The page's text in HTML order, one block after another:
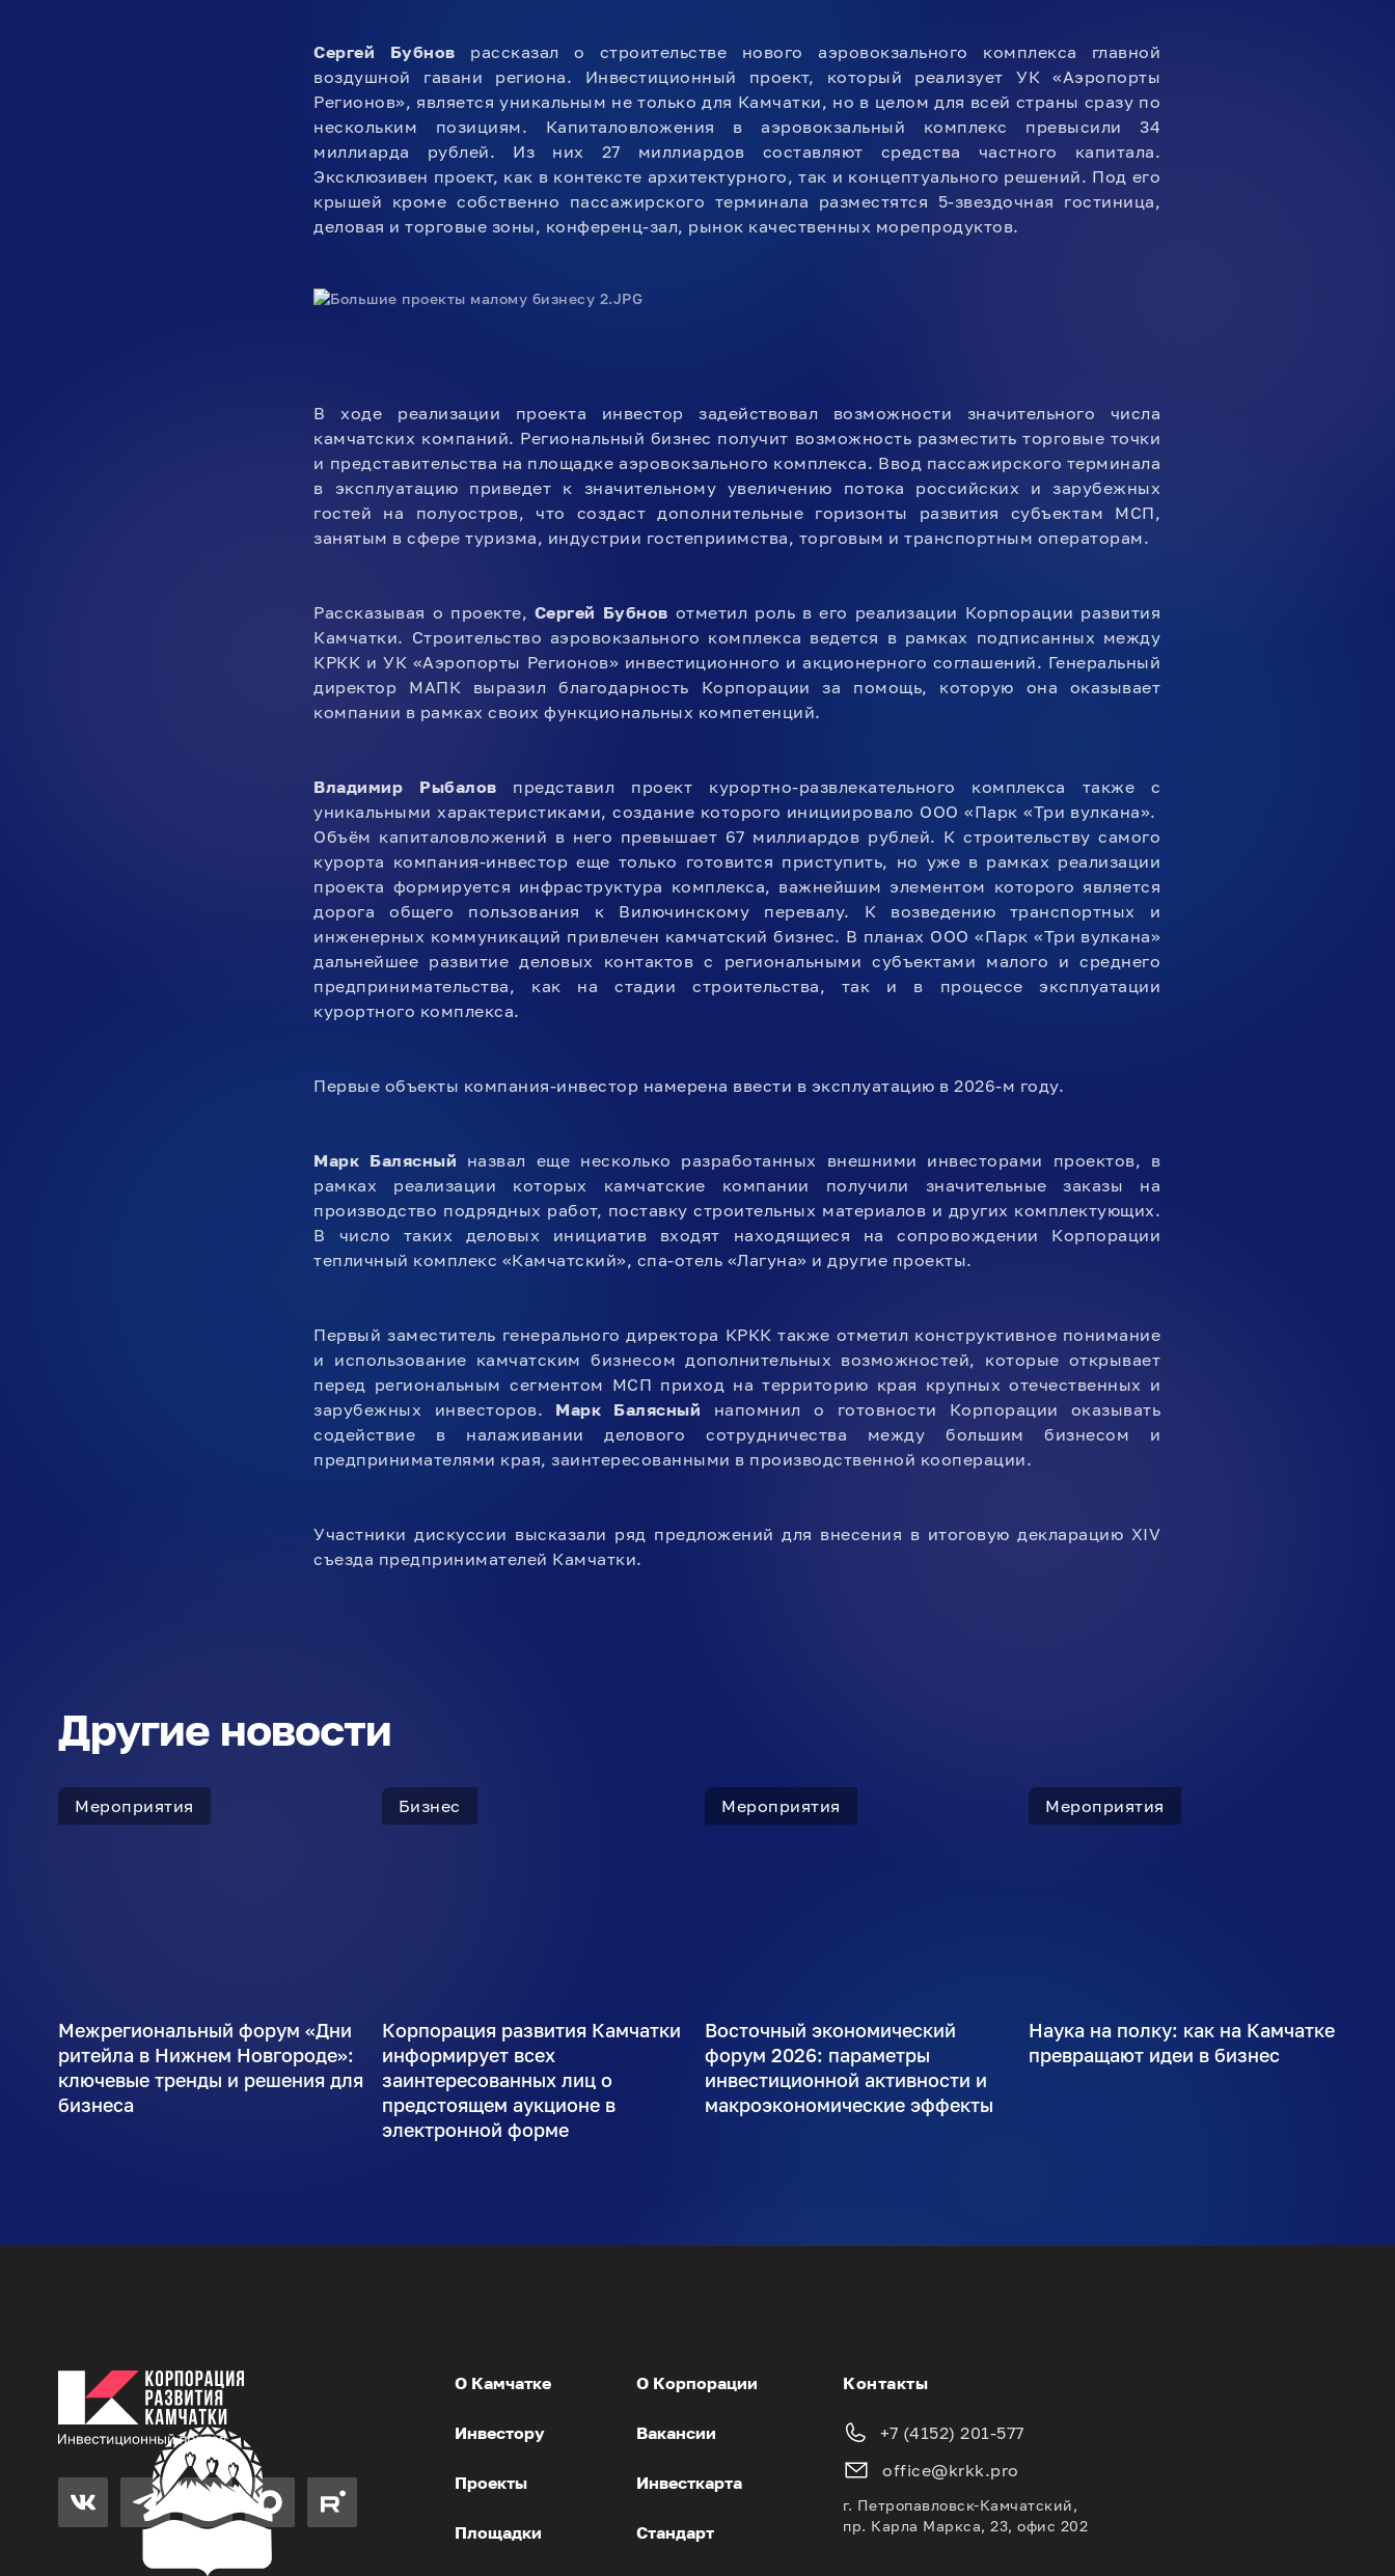
Сергей Бубнов рассказал о строительстве нового аэровокзального комплекса главной
воздушной гавани региона. Инвестиционный проект, который реализует УК «Аэропорты
Регионов», является уникальным не только для Камчатки, но в целом для всей страны сразу по
нескольким позициям. Капиталовложения в аэровокзальный комплекс превысили 34
миллиарда рублей. Из них 27 миллиардов составляют средства частного капитала.
Эксклюзивен проект, как в контексте архитектурного, так и концептуального решений. Под его
крышей кроме собственно пассажирского терминала разместятся 5-звездочная гостиница,
деловая и торговые зоны, конференц-зал, рынок качественных морепродуктов.
В ходе реализации проекта инвестор задействовал возможности значительного числа
камчатских компаний. Региональный бизнес получит возможность разместить торговые точки
и представительства на площадке аэровокзального комплекса. Ввод пассажирского терминала
в эксплуатацию приведет к значительному увеличению потока российских и зарубежных
гостей на полуостров, что создаст дополнительные горизонты развития субъектам МСП,
занятым в сфере туризма, индустрии гостеприимства, торговым и транспортным операторам.
Рассказывая о проекте, Сергей Бубнов отметил роль в его реализации Корпорации развития
Камчатки. Строительство аэровокзального комплекса ведется в рамках подписанных между
КРКК и УК «Аэропорты Регионов» инвестиционного и акционерного соглашений. Генеральный
директор МАПК выразил благодарность Корпорации за помощь, которую она оказывает
компании в рамках своих функциональных компетенций.
Владимир Рыбалов представил проект курортно-развлекательного комплекса также с
уникальными характеристиками, создание которого инициировало ООО «Парк «Три вулкана».
Объём капиталовложений в него превышает 67 миллиардов рублей. К строительству самого
курорта компания-инвестор еще только готовится приступить, но уже в рамках реализации
проекта формируется инфраструктура комплекса, важнейшим элементом которого является
дорога общего пользования к Вилючинскому перевалу. К возведению транспортных и
инженерных коммуникаций привлечен камчатский бизнес. В планах ООО «Парк «Три вулкана»
дальнейшее развитие деловых контактов с региональными субъектами малого и среднего
предпринимательства, как на стадии строительства, так и в процессе эксплуатации
курортного комплекса.
Первые объекты компания-инвестор намерена ввести в эксплуатацию в 2026-м году.
Марк Балясный назвал еще несколько разработанных внешними инвесторами проектов, в
рамках реализации которых камчатские компании получили значительные заказы на
производство подрядных работ, поставку строительных материалов и других комплектующих.
В число таких деловых инициатив входят находящиеся на сопровождении Корпорации
тепличный комплекс «Камчатский», спа-отель «Лагуна» и другие проекты.
Первый заместитель генерального директора КРКК также отметил конструктивное понимание
и использование камчатским бизнесом дополнительных возможностей, которые открывает
перед региональным сегментом МСП приход на территорию края крупных отечественных и
зарубежных инвесторов. Марк Балясный напомнил о готовности Корпорации оказывать
содействие в налаживании делового сотрудничества между большим бизнесом и
предпринимателями края, заинтересованными в производственной кооперации.
Участники дискуссии высказали ряд предложений для внесения в итоговую декларацию XIV
съезда предпринимателей Камчатки.
Другие новости
Мероприятия
Межрегиональный форум «Дни
ритейла в Нижнем Новгороде»:
ключевые тренды и решения для
бизнеса
Бизнес
Корпорация развития Камчатки
информирует всех
заинтересованных лиц о
предстоящем аукционе в
электронной форме
Мероприятия
Восточный экономический
форум 2026: параметры
инвестиционной активности и
макроэкономические эффекты
Мероприятия
Наука на полку: как на Камчатке
превращают идеи в бизнес
О Камчатке
Инвестору
Проекты
Площадки
О Корпорации
Вакансии
Инвесткарта
Стандарт
Контакты
+7 (4152) 201-577
office@krkk.pro
г. Петропавловск-Камчатский,
пр. Карла Маркса, 23, офис 202